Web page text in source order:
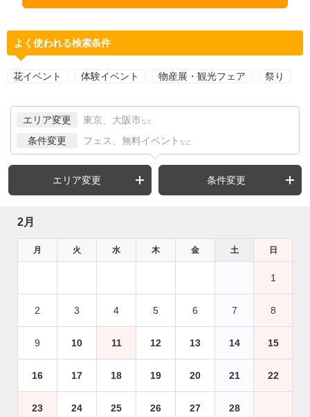
よく使われる検索条件
花イベント 体験イベント 物産展・観光フェア 祭り
エリア変更 東京、大阪市 など
条件変更 フェス、無料イベント など
エリア変更 条件変更
2月
月 火 水 木 金 土 日
1
2 3 4 5 6 7 8
9 10 11 12 13 14 15
16 17 18 19 20 21 22
23 24 25 26 27 28